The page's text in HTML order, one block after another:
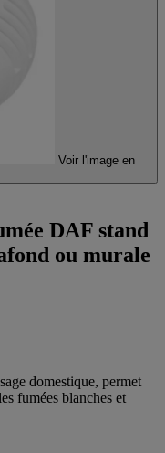
Voir l'image en
DAF stand
ou murale
domestique, permet
fumées blanches et